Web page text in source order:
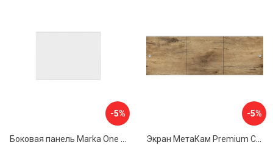
-5%
Боковая панель Marka One Flat 80 MG L 02бфл80мгл
-5%
Экран МетаКам Premium Collection 4650208860133